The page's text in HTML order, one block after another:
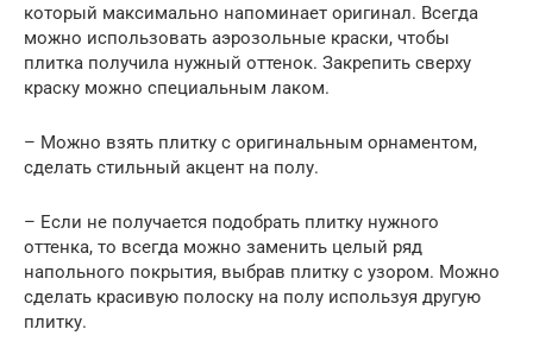
который максимально напоминает оригинал. Всегда
можно использовать аэрозольные краски, чтобы
плитка получила нужный оттенок. Закрепить сверху
краску можно специальным лаком.
– Можно взять плитку с оригинальным орнаментом,
сделать стильный акцент на полу.
– Если не получается подобрать плитку нужного
оттенка, то всегда можно заменить целый ряд
напольного покрытия, выбрав плитку с узором. Можно
сделать красивую полоску на полу используя другую
плитку.